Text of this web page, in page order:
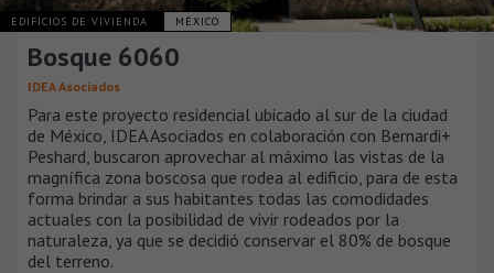
EDIFICIOS DE VIVIENDA MÉXICO
Bosque 6060
IDEA Asociados
Para este proyecto residencial ubicado al sur de la ciudad
de México, IDEA Asociados en colaboración con Bernardi+
Peshard, buscaron aprovechar al máximo las vistas de la
magnífica zona boscosa que rodea al edificio, para de esta
forma brindar a sus habitantes todas las comodidades
actuales con la posibilidad de vivir rodeados por la
naturaleza, ya que se decidió conservar el 80% de bosque
del terreno.